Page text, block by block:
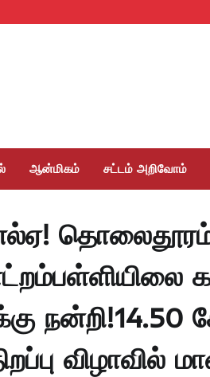
ஆன்மிகம் சட்டம் அறிவோம்
நன்றி!14.50
விழாவில்